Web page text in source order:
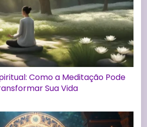
Como a Meditação Pode
Sua Vida